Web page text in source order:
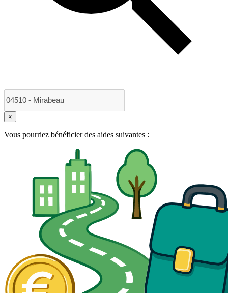
×
Vous pourriez bénéficier des aides suivantes :